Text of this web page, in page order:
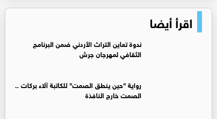
اقرأ أيضا
ندوة تعاين التراث الأردني ضمن البرنامج
الثقافي لمهرجان جرش
رواية "حين ينطق الصمت" للكاتبة آلاء بركات ..
الصمت خارج النافذة